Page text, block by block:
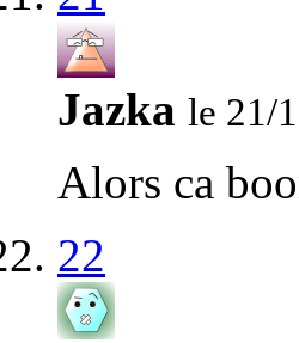
Jazka le 21/
Alors ca
22